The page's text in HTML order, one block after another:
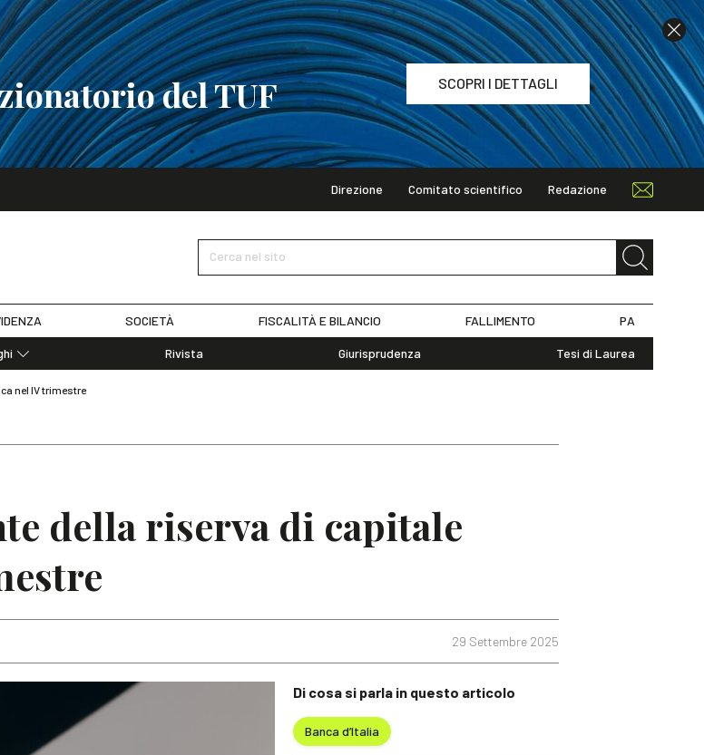
del TUF SCOPRI I DETTAGLI
Direzione Comitato scientifico Redazione
Cerca nel sito
SOCIETÀ FISCALITÀ E BILANCIO FALLIMENTO PA
Rivista Giurisprudenza Tesi di Laurea
nel IV trimestre
della riserva di capitale
29 Settembre 2025
Di cosa si parla in questo articolo
Banca d’Italia